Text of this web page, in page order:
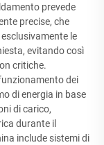
prevede
precise, che
le
evitando così
critiche.
dei
di energia in base
di carico,
durante il
include sistemi di